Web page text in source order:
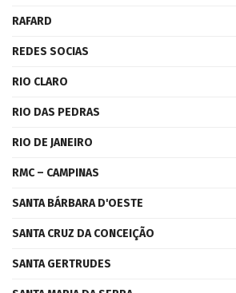
RAFARD
REDES SOCIAS
RIO CLARO
RIO DAS PEDRAS
RIO DE JANEIRO
RMC – CAMPINAS
SANTA BÁRBARA D'OESTE
SANTA CRUZ DA CONCEIÇÃO
SANTA GERTRUDES